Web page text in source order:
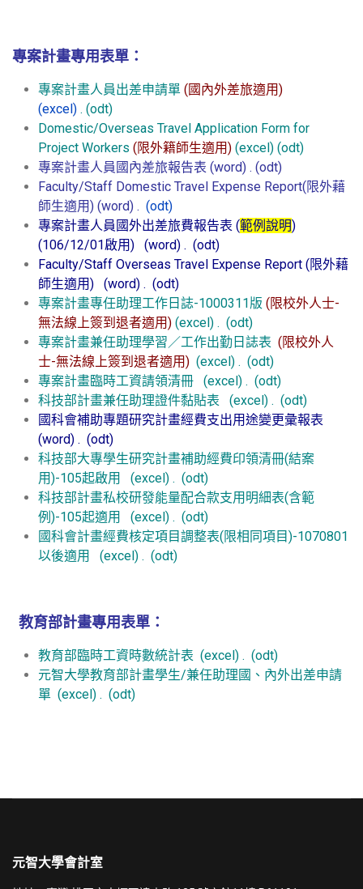
專案計畫專用表單：
專案計畫人員出差申請單 (國內外差旅適用)
(excel) . (odt)
Domestic/Overseas Travel Application Form for
Project Workers (限外籍師生適用) (excel) (odt)
專案計畫人員國內差旅報告表 (word) . (odt)
Faculty/Staff Domestic Travel Expense Report(限外藉
師生適用) (word) . (odt)
專案計畫人員國外出差旅費報告表 (範例說明)
(106/12/01啟用) (word) . (odt)
Faculty/Staff Overseas Travel Expense Report (限外藉
師生適用) (word) . (odt)
專案計畫專任助理工作日誌-1000311版 (限校外人士-
無法線上簽到退者適用) (excel) . (odt)
專案計畫兼任助理學習／工作出勤日誌表 (限校外人
士-無法線上簽到退者適用) (excel) . (odt)
專案計畫臨時工資請領清冊 (excel) . (odt)
科技部計畫兼任助理證件黏貼表 (excel) . (odt)
國科會補助專題研究計畫經費支出用途變更彙報表
(word) . (odt)
科技部大專學生研究計畫補助經費印領清冊(結案
用)-105起啟用 (excel) . (odt)
科技部計畫私校研發能量配合款支用明細表(含範
例)-105起適用 (excel) . (odt)
國科會計畫經費核定項目調整表(限相同項目)-1070801
以後適用 (excel) . (odt)
教育部計畫專用表單：
教育部臨時工資時數統計表 (excel) . (odt)
元智大學教育部計畫學生/兼任助理國、內外出差申請
單 (excel) . (odt)
元智大學會計室